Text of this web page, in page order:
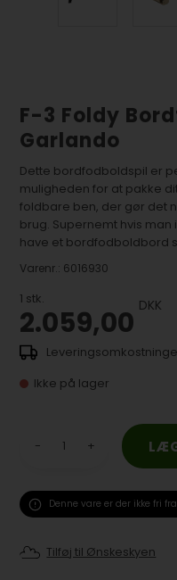
F-3 Foldy
Garlando
Dette bordfodboldspil er
muligheden for at pakke
foldbare ben, der gør det
brug. Supernemt hvis
have et bordfodboldbord
Varenr.: 6016930
1 stk.
2.059,00 DKK
Ikke på lager
- +
Denne vare er der ikke fri
Tilføj til Ønskeskyen